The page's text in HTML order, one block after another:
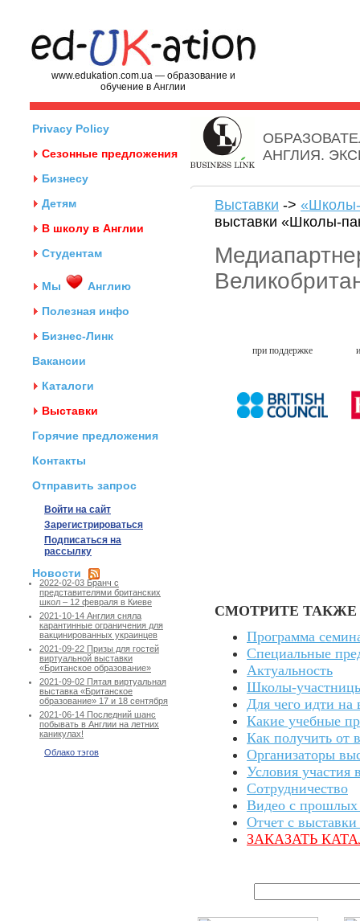
www.edukation.com.ua — образование и
обучение в Англии
Privacy Policy
Сезонные предложения
Бизнесу
Детям
В школу в Англии
Студентам
Мы
Англию
Полезная инфо
Бизнес-Линк
Вакансии
Каталоги
Выставки
Горячие предложения
Контакты
Отправить запрос
Войти на сайт
Зарегистрироваться
Подписаться на
рассылку
Новости
2022-02-03 Бранч с
представителями британских
школ – 12 февраля в Киеве
2021-10-14 Англия сняла
карантинные ограничения для
вакцинированных украинцев
2021-09-22 Призы для гостей
виртуальной выставки
«Британское образование»
2021-09-02 Пятая виртуальная
выставка «Британское
образование» 17 и 18 сентября
2021-06-14 Последний шанс
побывать в Англии на летних
каникулах!
Облако тэгов
АНГЛИЯ.
Выставки -> «Школы-
выставки «Школы-
при поддержке
СМОТРИТЕ ТАКЖЕ
Программа
Специальные
Актуальность
Школы-
Для чего идти на
Какие учебные
Как получить от
Организаторы
Условия участия
Сотрудничество
Видео с прошлых
Отчет с
ЗАКАЗАТЬ